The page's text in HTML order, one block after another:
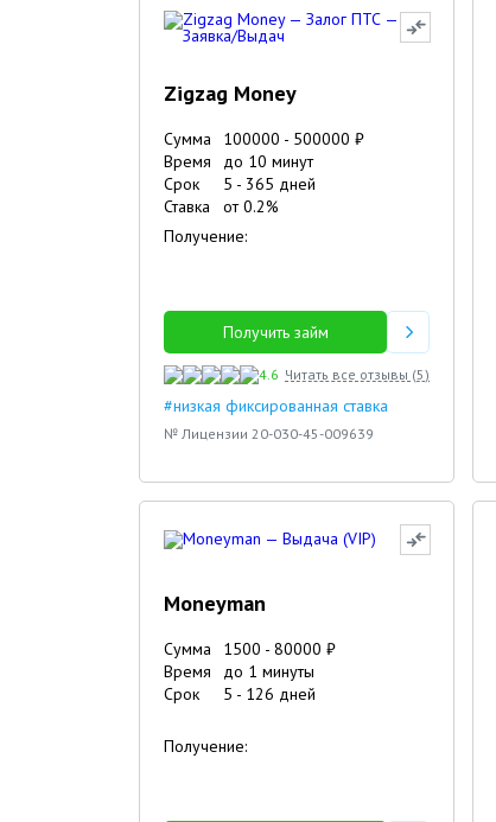
Zigzag Money
Сумма 100000 - 500000 ₽
Время
до 10 минут
Срок
5 - 365 дней
Ставка
от0.2%
Получение:
Получить займ
4.6 Читать все отзывы (5)
#низкая фиксированная ставка
№ Лицензии 20-030-45-009639
Moneyman
Сумма 1500 - 80000 ₽
Время
до 1 минуты
Срок
5 - 126 дней
Получение: